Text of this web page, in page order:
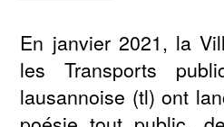
En janvier 2021, la
les Transports
lausannoise (tl) ont